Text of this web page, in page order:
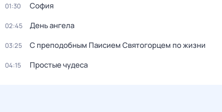
01:30 София
02:45 День ангела
03:25 С преподобным Паисием Святогорцем по жизни
04:15 Простые чудеса